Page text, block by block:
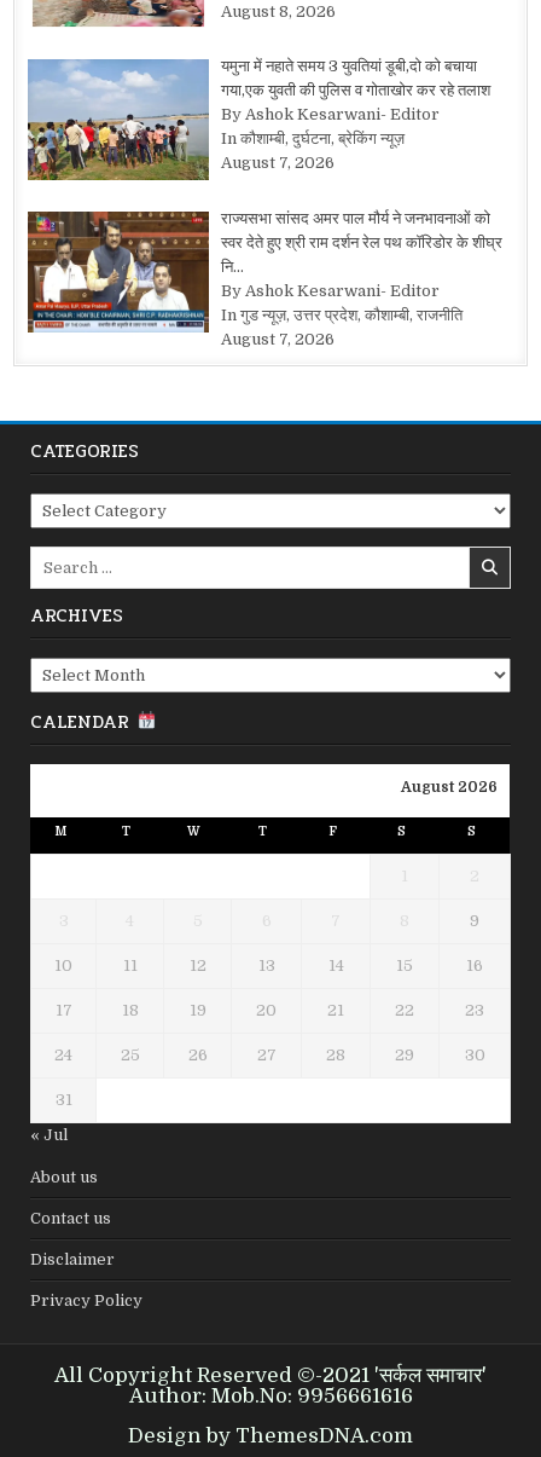
August 8, 2026
यमुना में नहाते समय 3 युवतियां डूबी,दो को बचाया
गया,एक युवती की पुलिस व गोताखोर कर रहे तलाश
By Ashok Kesarwani- Editor
In कौशाम्बी, दुर्घटना, ब्रेकिंग न्यूज़
August 7, 2026
राज्यसभा सांसद अमर पाल मौर्य ने जनभावनाओं को
स्वर देते हुए श्री राम दर्शन रेल पथ कॉरिडोर के शीघ्र
नि…
By Ashok Kesarwani- Editor
In गुड न्यूज़, उत्तर प्रदेश, कौशाम्बी, राजनीति
August 7, 2026
CATEGORIES
Categories
ARCHIVES
Archives
CALENDAR
August 2026
M T W T F S S
1 2
3 4 5 6 7 8 9
10 11 12 13 14 15 16
17 18 19 20 21 22 23
24 25 26 27 28 29 30
31
« Jul
About us
Contact us
Disclaimer
Privacy Policy
All Copyright Reserved ©-2021 'सर्कल समाचार'
Author: Mob.No: 9956661616
Design by ThemesDNA.com